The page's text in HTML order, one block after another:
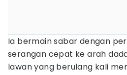
Ia bermain sabar dengan
serangan cepat ke arah
lawan yang berulang kali